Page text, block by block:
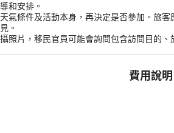
和安排。
氣條件及活動本身，再決定是否參加。旅客
。
照片，移民官員可能會詢問包含訪問目的、
費用說明